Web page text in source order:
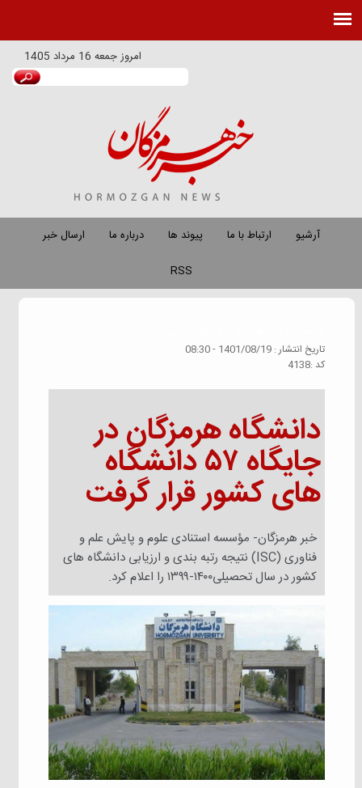
امروزجمعه 16 مرداد 1405
آرشیو ارتباط با ما پیوند ها درباره ما
ارسال خبر
RSS
تاريخ انتشار : 1401/08/19 - 08:30
كد :4138
دانشگاه هرمزگان در
جایگاه ۵۷ دانشگاه
های کشور قرار گرفت
خبر هرمزگان- مؤسسه استنادی علوم و پایش علم و
فناوری (ISC) نتیجه رتبه بندی و ارزیابی دانشگاه های
کشور در سال تحصیلی۱۴۰۰-۱۳۹۹ را اعلام کرد.